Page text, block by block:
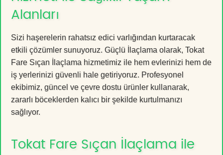
Alanları
Sizi haşerelerin rahatsız edici varlığından kurtaracak
etkili çözümler sunuyoruz. Güçlü İlaçlama olarak, Tokat
Fare Sıçan İlaçlama hizmetimiz ile hem evlerinizi hem de
iş yerlerinizi güvenli hale getiriyoruz. Profesyonel
ekibimiz, güncel ve çevre dostu ürünler kullanarak,
zararlı böceklerden kalıcı bir şekilde kurtulmanızı
sağlıyor.
Tokat Fare Sıçan İlaçlama ile